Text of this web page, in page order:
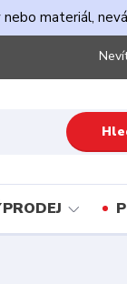
materiál,